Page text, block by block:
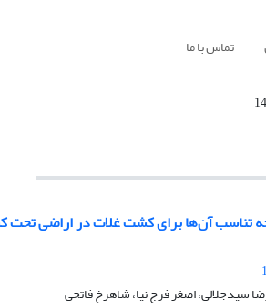
تماس با ما
سیدجلالی، اصغر فرج نیا، شاهرخ فاتحی